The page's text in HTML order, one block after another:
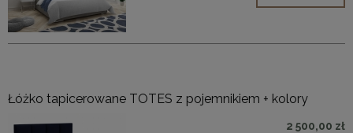
Łóżko tapicerowane TOTES z pojemnikiem + kolory
2 500,00 zł